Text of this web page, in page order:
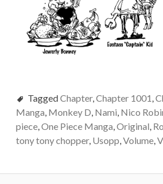
TaggedChapter, Chapter 1001
Manga Monkey D Nami Nico
piece, One Piece Manga Original
tony tony chopper, Usopp Volume,